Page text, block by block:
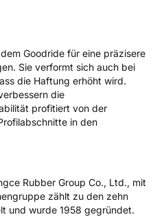
Goodride für eine präzisere
Sie verformt sich auch bei
die Haftung erhöht wird.
die
profitiert von der
in den
Rubber Group Co., Ltd., mit
zählt zu den zehn
und wurde 1958 gegründet.